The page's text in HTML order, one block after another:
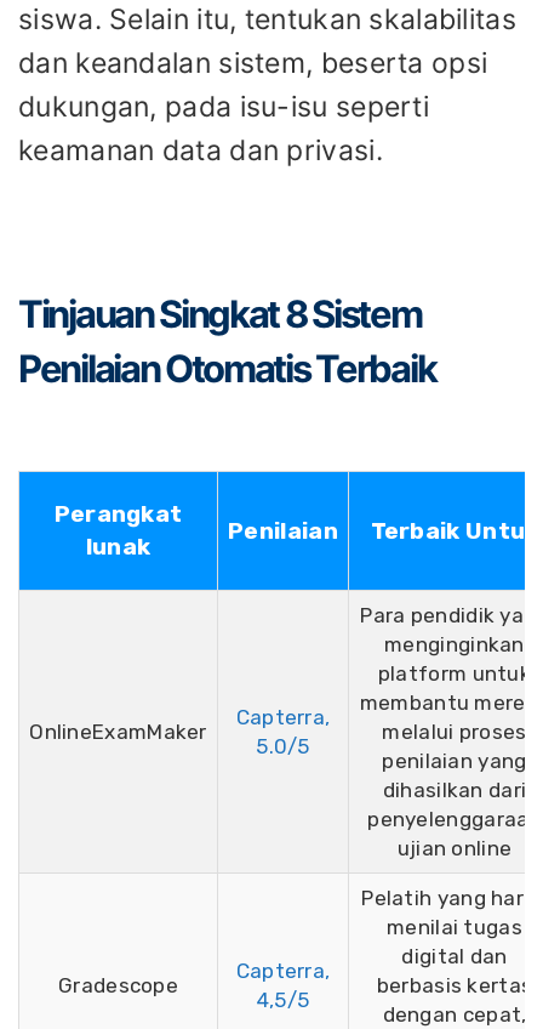
siswa. Selain itu, tentukan skalabilitas
dan keandalan sistem, beserta opsi
dukungan, pada isu-isu seperti
keamanan data dan privasi.
Tinjauan Singkat 8 Sistem
Penilaian Otomatis Terbaik
Perangkat
lunak
Penilaian Terbaik Untuk
OnlineExamMaker
Capterra,
5.0/5
Para pendidik
menginginkan
platform untuk
membantu
melalui proses
penilaian yang
dihasilkan dari
penyelenggaraan
ujian online
Gradescope
Capterra,
4,5/5
Pelatih yang
menilai tugas
digital dan
berbasis kertas
dengan cepat,